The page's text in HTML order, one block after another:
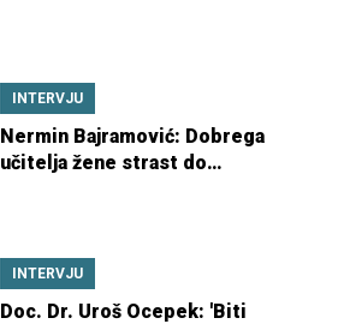
INTERVJU
Nermin Bajramović: Dobrega
učitelja žene strast do
INTERVJU
Doc. Dr. Uroš Ocepek: 'Biti